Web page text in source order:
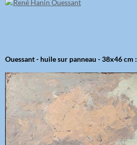
Ouessant - huile sur panneau - 38x46 cm :